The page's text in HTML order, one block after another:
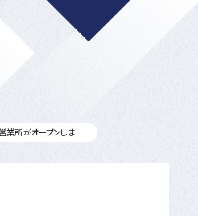
富岡営業所がオープンしました。